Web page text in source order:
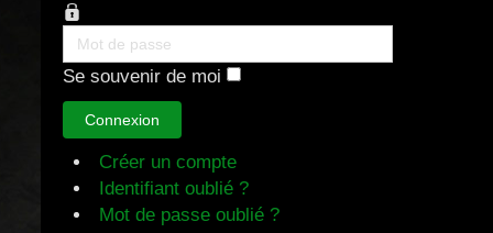
Mot
de
Se souvenir de moi
Connexion
Créer un compte
Identifiant oublié ?
Mot de passe oublié ?